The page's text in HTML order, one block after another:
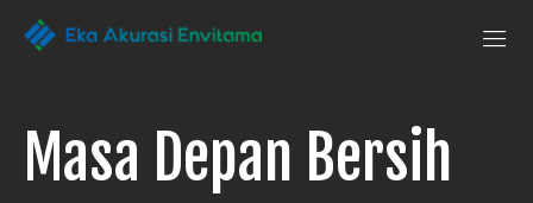
Penguji Eka
Laboratorium
dapat
anda
andalkan
Masa Depan Bersih